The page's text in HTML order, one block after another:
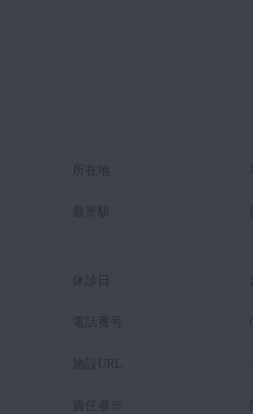
所在地
最寄駅
休診日
電話番号
施設URL
責任者※